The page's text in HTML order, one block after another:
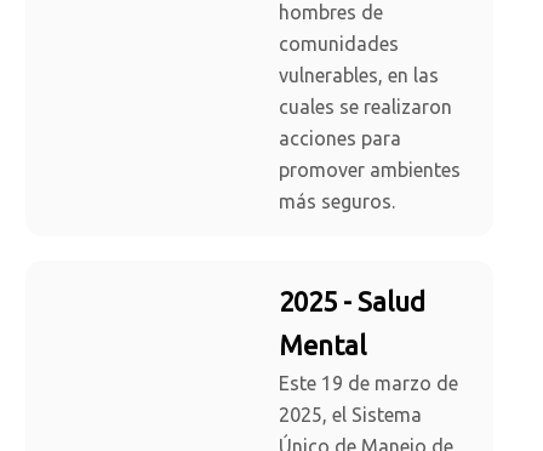
hombres de
comunidades
vulnerables, en las
cuales se realizaron
acciones para
promover ambientes
más seguros.
2025 - Salud
Mental
Este 19 de marzo de
2025, el Sistema
Único de Manejo de